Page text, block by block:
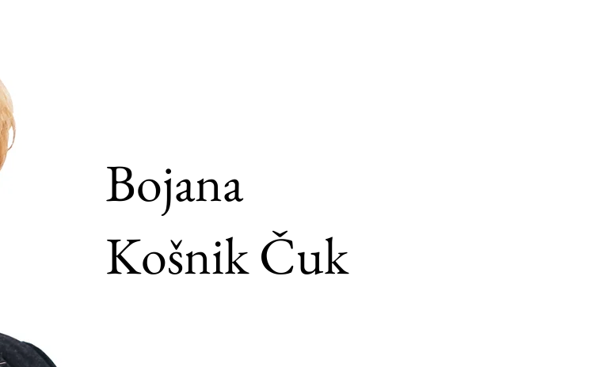
Bojana
Košnik Čuk